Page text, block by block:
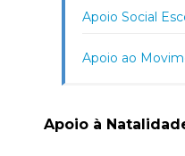
Apoio Social
Apoio ao
Apoio à